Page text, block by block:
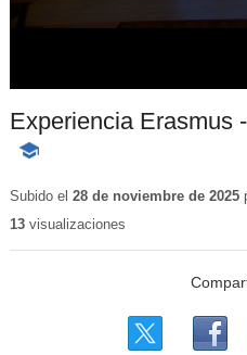
Experiencia Erasmus
-
educativo
Subido el 28 de noviembre de 2025
13visualizaciones